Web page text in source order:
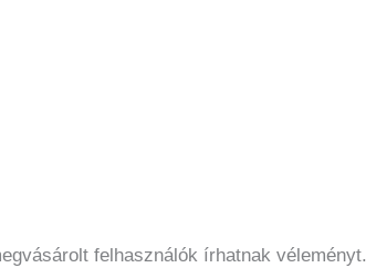
felhasználók írhatnak véleményt.